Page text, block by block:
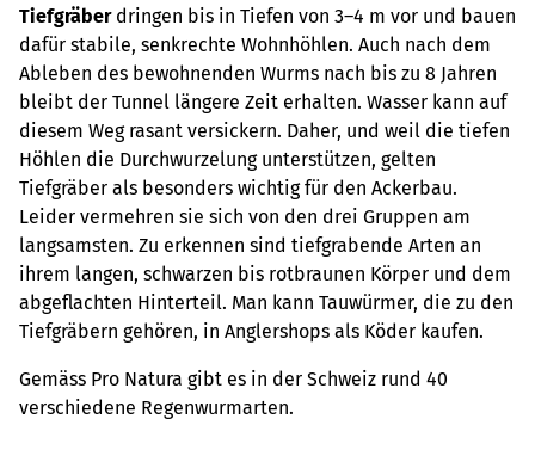
Tiefgräber dringen bis in Tiefen von 3–4 m vor und bauen
dafür stabile, senkrechte Wohnhöhlen. Auch nach dem
Ableben des bewohnenden Wurms nach bis zu 8 Jahren
bleibt der Tunnel längere Zeit erhalten. Wasser kann auf
diesem Weg rasant versickern. Daher, und weil die tiefen
Höhlen die Durchwurzelung unterstützen, gelten
Tiefgräber als besonders wichtig für den Ackerbau.
Leider vermehren sie sich von den drei Gruppen am
langsamsten. Zu erkennen sind tiefgrabende Arten an
ihrem langen, schwarzen bis rotbraunen Körper und dem
abgeflachten Hinterteil. Man kann Tauwürmer, die zu den
Tiefgräbern gehören, in Anglershops als Köder kaufen.
Gemäss Pro Natura gibt es in der Schweiz rund 40
verschiedene Regenwurmarten.